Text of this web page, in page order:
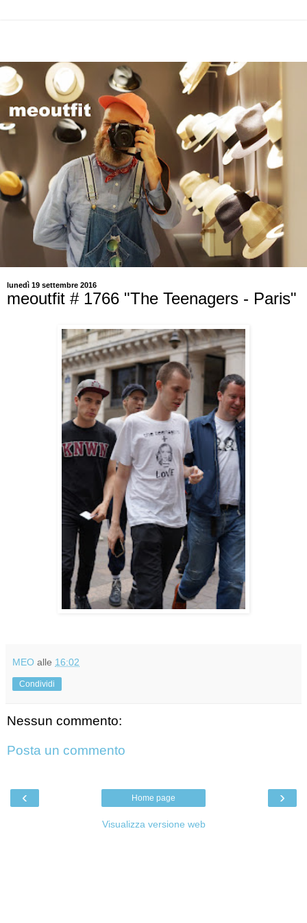
lunedì 19 settembre 2016
meoutfit # 1766 "The Teenagers - Paris"
MEO alle 16:02
Condividi
Nessun commento:
Posta un commento
‹ ›
Home page
Visualizza versione web